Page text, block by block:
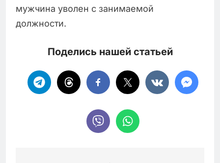
мужчина уволен с занимаемой
должности.
Поделись нашей статьей